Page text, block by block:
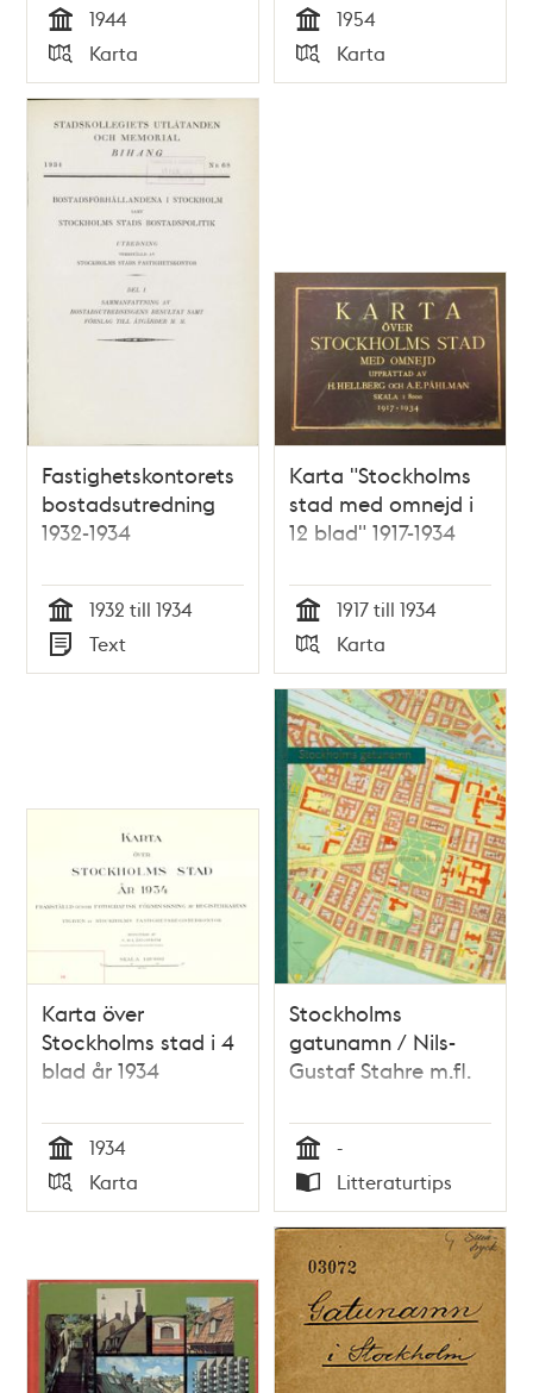
Tid
1944
Typ
Karta Tid
1954
Typ
Karta
Fastighetskontorets
bostadsutredning
1932-1934
Tid
1932 till 1934
Typ
Text
Karta "Stockholms
stad med omnejd i
12 blad" 1917-1934
Tid
1917 till 1934
Typ
Karta
Karta över
Stockholms stad i 4
blad år 1934
Tid
1934
Typ
Karta
Stockholms
gatunamn / Nils-
Gustaf Stahre m.fl.
Tid
-
Typ
Litteraturtips